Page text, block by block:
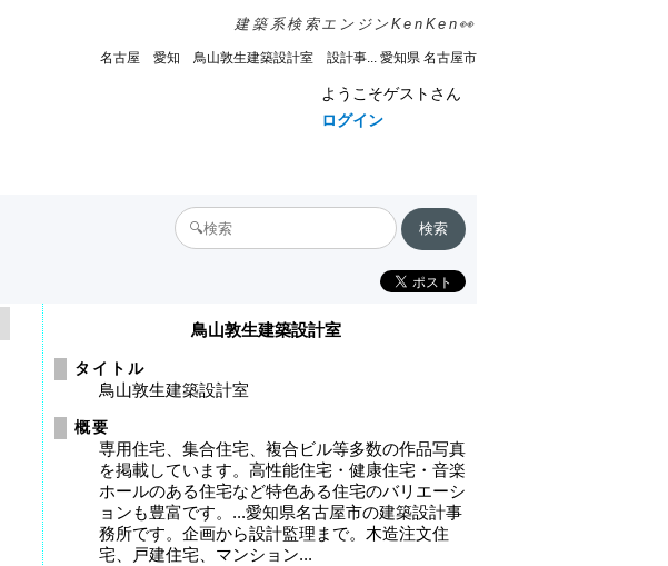
建築系検索エンジンKenKen👀
名古屋 愛知 鳥山敦生建築設計室 設計事... 愛知県 名古屋市
ようこそゲストさん
ログイン
鳥山敦生建築設計室
タイトル
鳥山敦生建築設計室
概要
専用住宅、集合住宅、複合ビル等多数の作品写真
を掲載しています。高性能住宅・健康住宅・音楽
ホールのある住宅など特色ある住宅のバリエーシ
ョンも豊富です。...愛知県名古屋市の建築設計事
務所です。企画から設計監理まで。木造注文住
宅、戸建住宅、マンション...